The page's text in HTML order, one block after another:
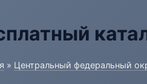
» Центральный федеральный